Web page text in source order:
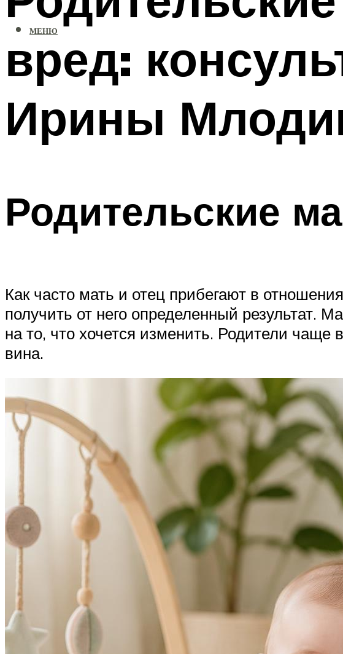
МЕНЮ
вред:
Ирины
Родительские
Как часто мать и отец прибегают в
получить от него определенный результат.
на то, что хочется изменить. Родители чаще
вина.